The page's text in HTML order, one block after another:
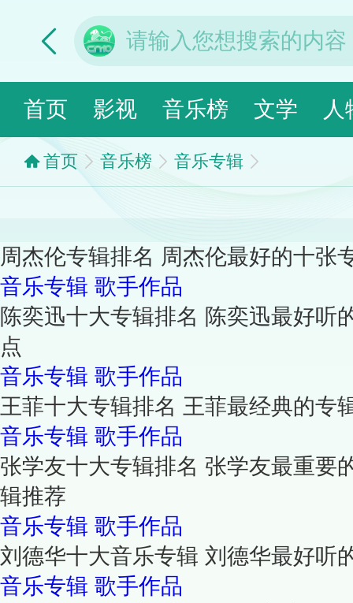
首页 影视 音乐榜 文学 人
首页 音乐榜 音乐专辑
周杰伦专辑排名 周杰伦最好的十张
音乐专辑 歌手作品
陈奕迅十大专辑排名 陈奕迅最好听
点
音乐专辑 歌手作品
王菲十大专辑排名 王菲最经典的专
音乐专辑 歌手作品
张学友十大专辑排名 张学友最重要
辑推荐
音乐专辑 歌手作品
刘德华十大音乐专辑 刘德华最好听
音乐专辑 歌手作品